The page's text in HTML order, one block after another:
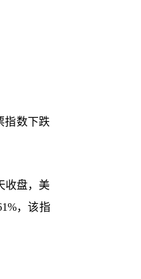
指数下跌
收盘，美
，该指